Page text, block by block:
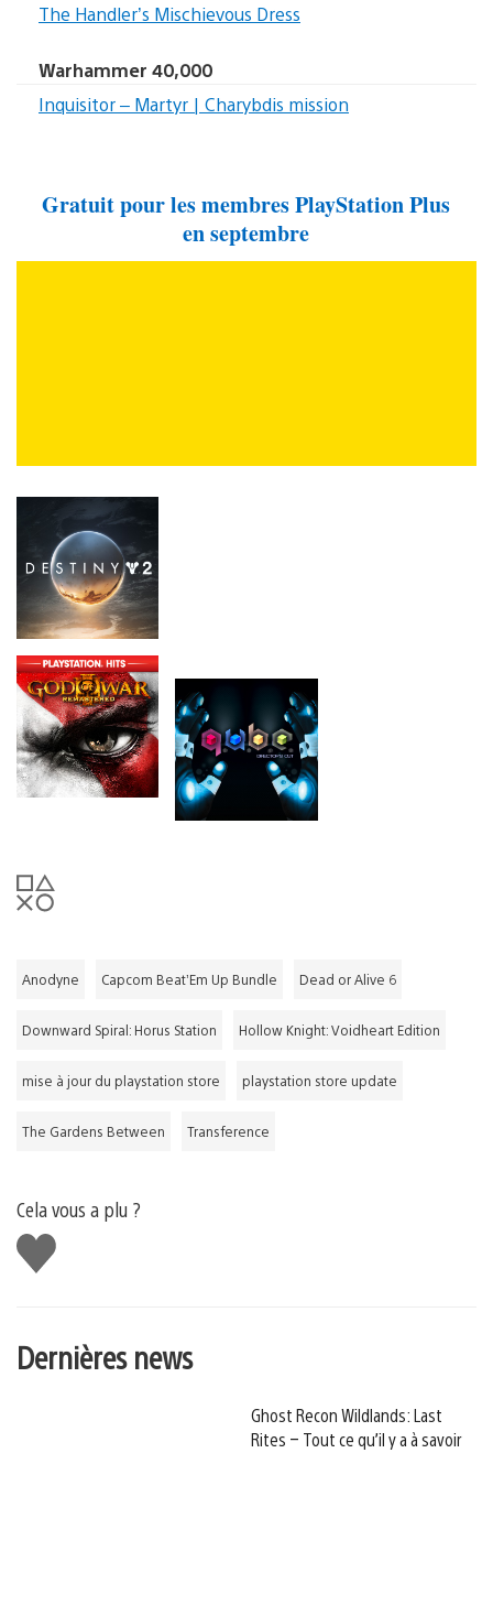
The Handler’s Mischievous Dress
Warhammer 40,000
Inquisitor – Martyr | Charybdis mission
Gratuit pour les membres PlayStation Plus
en septembre
Anodyne Capcom Beat’Em Up Bundle Dead or Alive 6
Downward Spiral: Horus Station Hollow Knight: Voidheart Edition
mise à jour du playstation store playstation store update
The Gardens Between Transference
Cela vous a plu ?
J'aime
Dernières news
Ghost Recon Wildlands: Last
Rites – Tout ce qu’il y a à savoir